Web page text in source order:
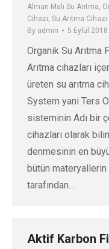
Alman Malı Su Arıtma,
Cihazı, Su Arıtma
By admin 5 Eylül 2018
Organik Su Arıtma
Arıtma cihazları
üreten su arıtma
System yani Ters
sisteminin Adı bir
cihazları olarak
denmesinin en
bütün materyallerin
tarafından…
Aktif Karbon